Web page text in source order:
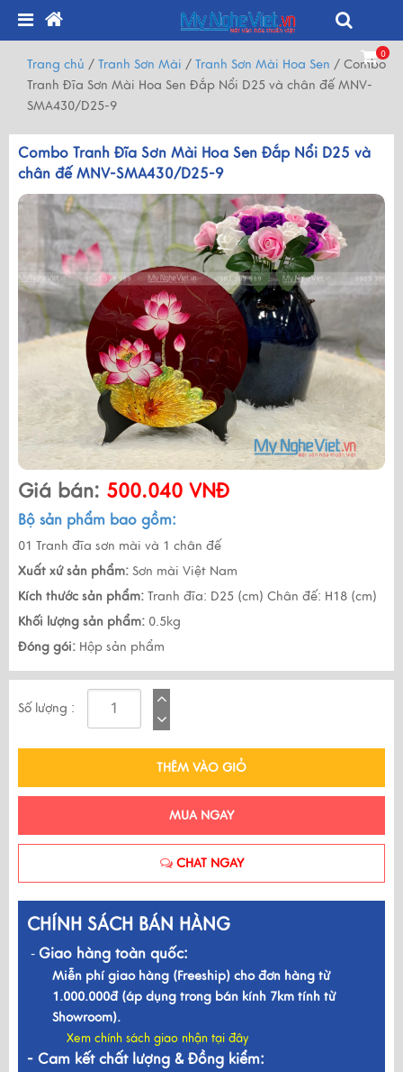
0
Trang chủ / Tranh Sơn Mài / Tranh Sơn Mài Hoa Sen / Combo
Tranh Đĩa Sơn Mài Hoa Sen Đắp Nổi D25 và chân đế MNV-
SMA430/D25-9
Combo Tranh Đĩa Sơn Mài Hoa Sen Đắp Nổi D25 và
chân đế MNV-SMA430/D25-9
Giá bán: 500.040 VNĐ
Bộ sản phẩm bao gồm:
01 Tranh đĩa sơn mài và 1 chân đế
Xuất xứ sản phẩm: Sơn mài Việt Nam
Kích thước sản phẩm: Tranh đĩa: D25 (cm) Chân đế: H18 (cm)
Khối lượng sản phẩm: 0.5kg
Đóng gói: Hộp sản phẩm
Số lượng :
THÊM VÀO GIỎ
MUA NGAY
CHAT NGAY
CHÍNH SÁCH BÁN HÀNG
- Giao hàng toàn quốc:
Miễn phí giao hàng (Freeship) cho đơn hàng từ
1.000.000đ (áp dụng trong bán kính 7km tính từ
Showroom).
Xem chính sách giao nhận tại đây
- Cam kết chất lượng & Đồng kiểm: